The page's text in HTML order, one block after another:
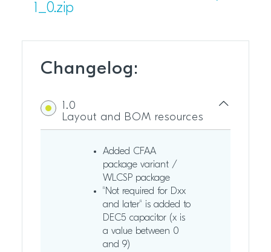
1_0.zip
Changelog:
1.0
Layout and BOM resources
Added CFAA
package variant /
WLCSP package
“Not required for Dxx
and later“ is added to
DEC5 capacitor (x is
a value between 0
and 9)